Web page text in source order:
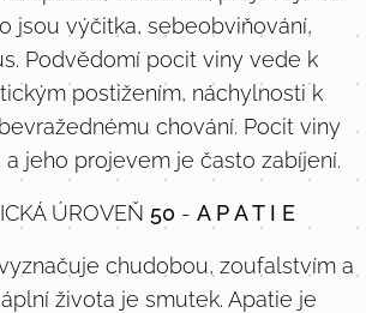
jsou výčitka, sebeobviňování,
Podvědomí pocit viny vede k
postižením, náchylnosti k
chování. Pocit viny
jeho projevem je často zabíjení.
ÚROVEŇ 50 - A P A T I E
chudobou, zoufalstvím a
života je smutek. Apatie je